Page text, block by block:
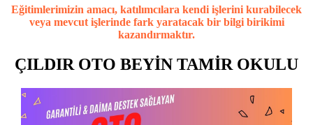
Eğitimlerimizin amacı, katılımcılara kendi işlerini kurabilecek
veya mevcut işlerinde fark yaratacak bir bilgi birikimi
kazandırmaktır.
ÇILDIR OTO BEYİN TAMİR OKULU